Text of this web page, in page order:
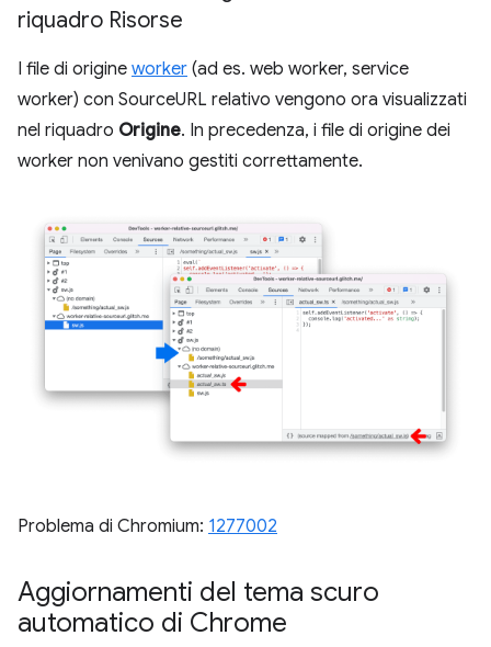
riquadro Risorse
I file di origine worker (ad es. web worker, service
worker) con SourceURL relativo vengono ora visualizzati
nel riquadro Origine. In precedenza, i file di origine dei
worker non venivano gestiti correttamente.
Problema di Chromium: 1277002
Aggiornamenti del tema scuro
automatico di Chrome